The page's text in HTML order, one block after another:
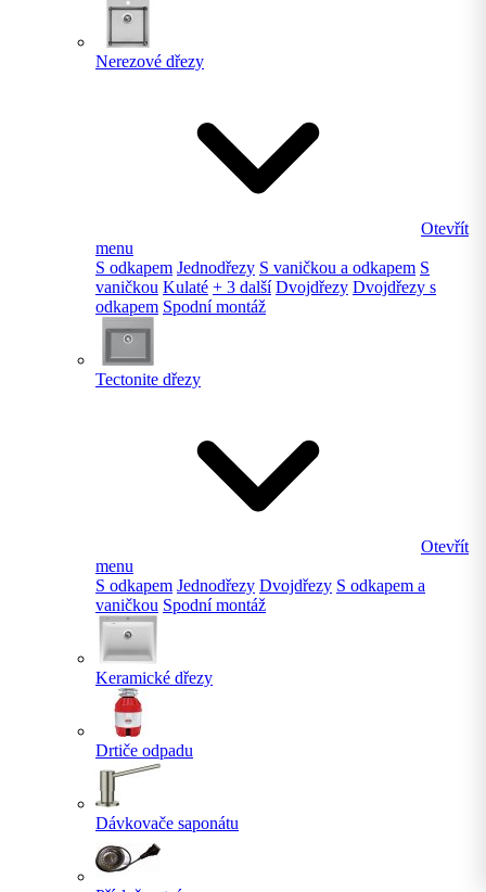
Nerezové dřezy
Otevřít
menu
S odkapem Jednodřezy S vaničkou a odkapem S
vaničkou Kulaté + 3 další Dvojdřezy Dvojdřezy s
odkapem Spodní montáž
Tectonite dřezy
Otevřít
menu
S odkapem Jednodřezy Dvojdřezy S odkapem a
vaničkou Spodní montáž
Keramické dřezy
Drtiče odpadu
Dávkovače saponátu